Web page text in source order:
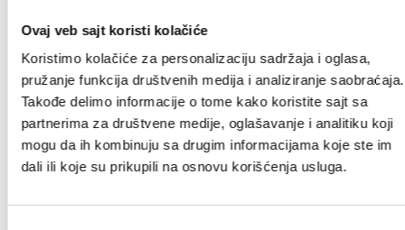
Ovaj veb sajt koristi kolačiće
Koristimo kolačiće za personalizaciju sadržaja i oglasa,
pružanje funkcija društvenih medija i analiziranje saobraćaja.
Takođe delimo informacije o tome kako koristite sajt sa
partnerima za društvene medije, oglašavanje i analitiku koji
mogu da ih kombinuju sa drugim informacijama koje ste im
dali ili koje su prikupili na osnovu korišćenja usluga.
7.690
na stanju
wall ball lopta idealna za vezbe
zid
na stanju
Ring Slam ball medicinka 20kg
30%